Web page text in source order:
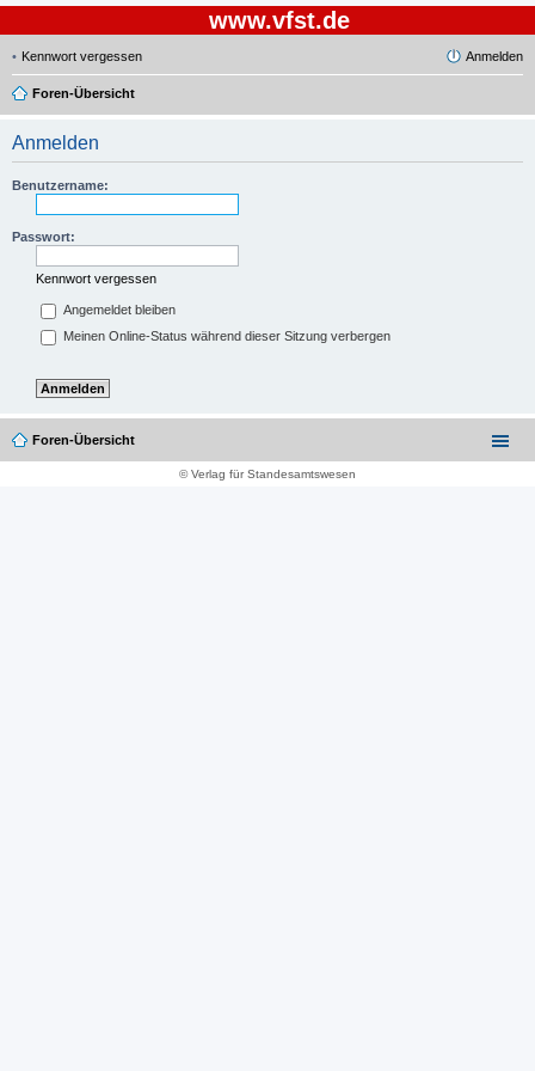
www.vfst.de
Kennwort vergessen Anmelden
Foren-Übersicht
Anmelden
Benutzername:
Passwort:
Kennwort vergessen
Angemeldet bleiben
Meinen Online-Status während dieser Sitzung verbergen
Foren-Übersicht
© Verlag für Standesamtswesen